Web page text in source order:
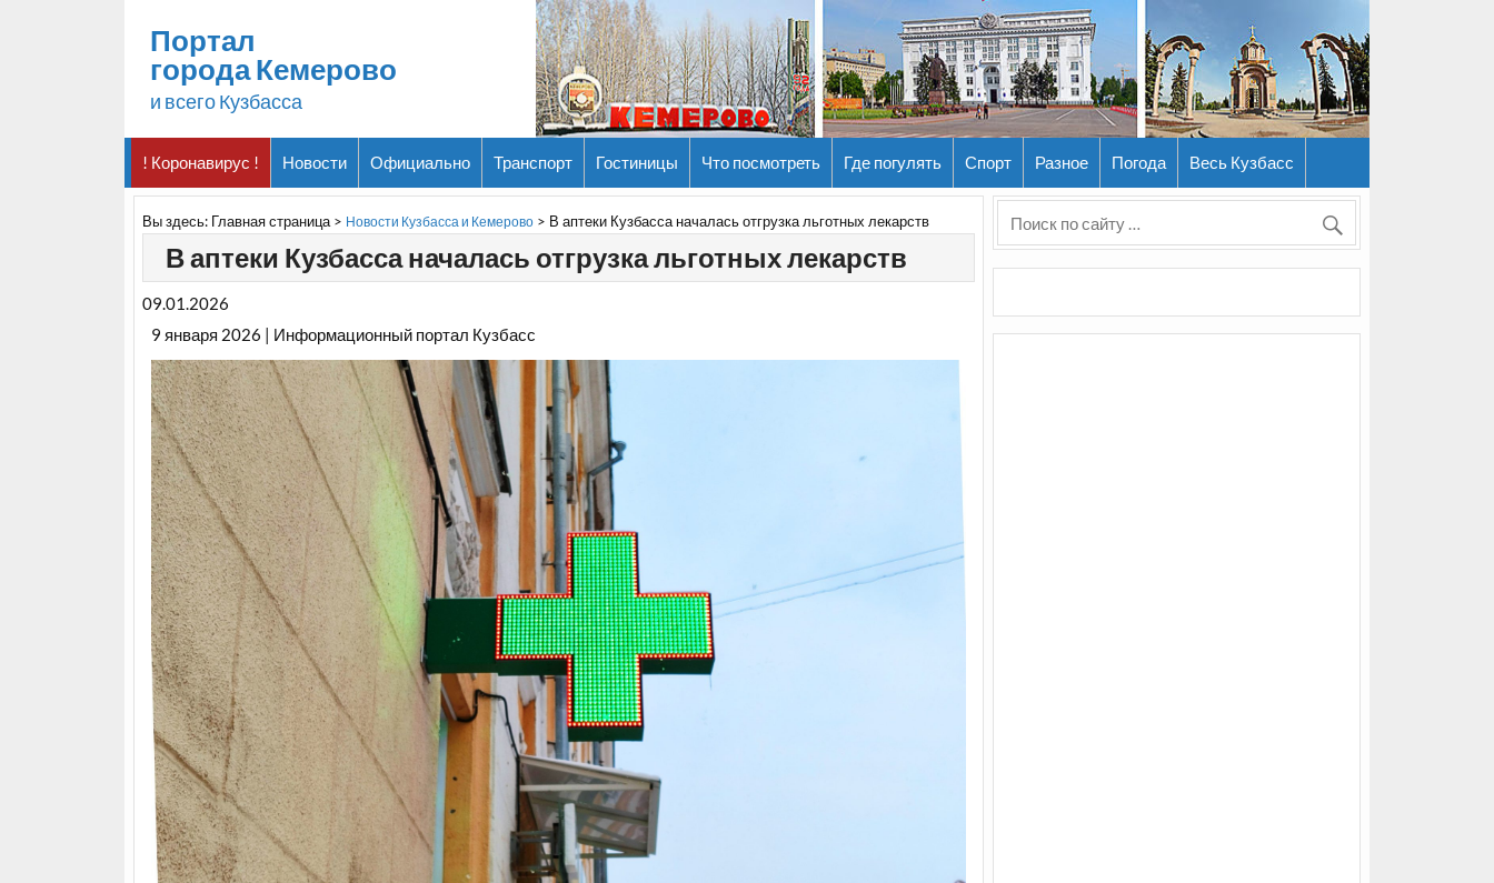
Портал
города Кемерово
и всего Кузбасса
! Коронавирус ! Новости Официально Транспорт Гостиницы Что посмотреть Где погулять Спорт Разное Погода Весь Кузбасс
Вы здесь: Главная страница> Новости Кузбасса и Кемерово > В аптеки Кузбасса началась отгрузка льготных лекарств
В аптеки Кузбасса началась отгрузка льготных лекарств
09.01.2026
9 января 2026 | Информационный портал Кузбасс